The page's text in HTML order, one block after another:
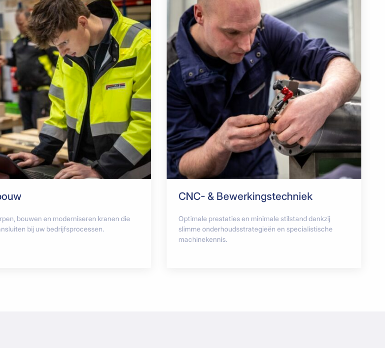
bouwen en moderniseren kranen die
bij uw bedrijfsprocessen.
CNC- & Bewerkingstechniek
Optimale prestaties en minimale stilstand dankzij
slimme onderhoudsstrategieën en specialistische
machinekennis.